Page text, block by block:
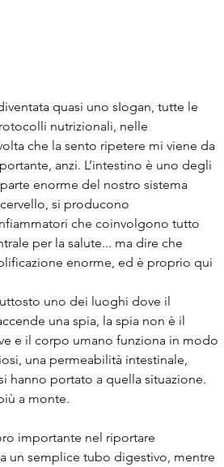
quasi uno sIogan, tutte le
nutrizionali, nelle
che la sento ripetere mi viene da
anzi. L’intestino è uno degli
enorme del nostro sistema
si producono
che coinvolgono tutto
per la salute... ma dire che
enorme, ed è proprio qui
uno dei luoghi dove il
una spia, la spia non è il
e il corpo umano funziona in modo
una permeabilità intestinale,
hanno portato a quella situazione.
a monte.
importante nel riportare
un semplice tubo digestivo, mentre